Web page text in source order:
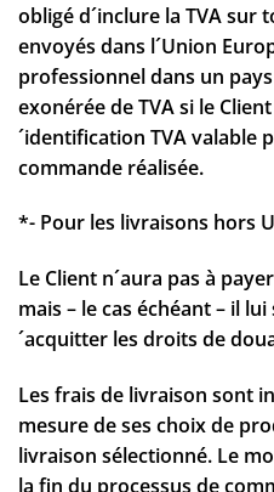
obligé d´inclure la TVA sur
envoyés dans l´Union
professionnel dans un
exonérée de TVA si le
´identification TVA valable
commande réalisée.
*- Pour les livraisons hors
Le Client n´aura pas à
mais – le cas échéant – il
´acquitter les droits de
Les frais de livraison sont
mesure de ses choix de
livraison sélectionné. Le
la fin du processus de